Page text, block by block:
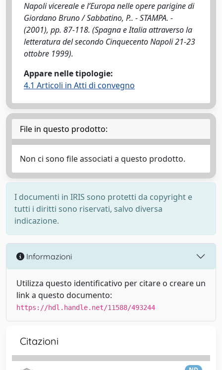
Napoli vicereale e l’Europa nelle opere parigine di
Giordano Bruno / Sabbatino, P.. - STAMPA. -
(2001), pp. 87-118. (Spagna e Italia attraverso la
letteratura del secondo Cinquecento Napoli 21-23
ottobre 1999).
Appare nelle tipologie:
4.1 Articoli in Atti di convegno
File in questo prodotto:
Non ci sono file associati a questo prodotto.
I documenti in IRIS sono protetti da copyright e
tutti i diritti sono riservati, salvo diversa
indicazione.
Informazioni
Utilizza questo identificativo per citare o creare un
link a questo documento:
https://hdl.handle.net/11588/493244
Citazioni